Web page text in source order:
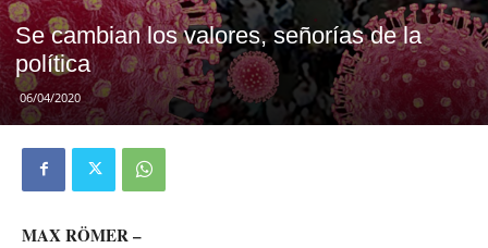
Se cambian los valores, señorías de la
política
06/04/2020
MAX RÖMER –